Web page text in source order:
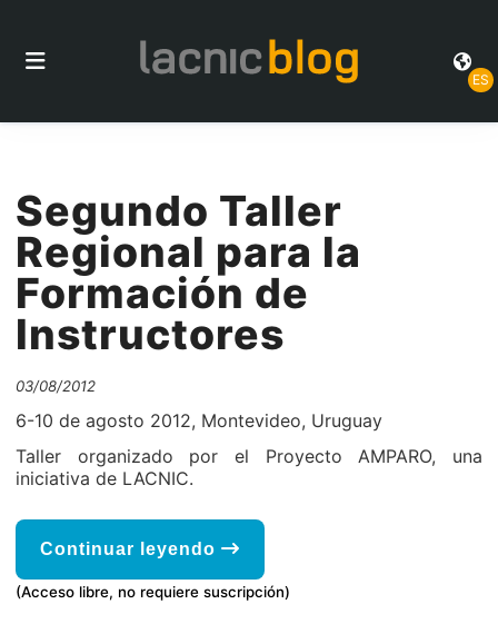
ES
Segundo Taller
Regional para la
Formación de
Instructores
03/08/2012
6-10 de agosto 2012, Montevideo, Uruguay
Taller organizado por el Proyecto AMPARO, una
iniciativa de LACNIC.
Continuar leyendo
(Acceso libre, no requiere suscripción)